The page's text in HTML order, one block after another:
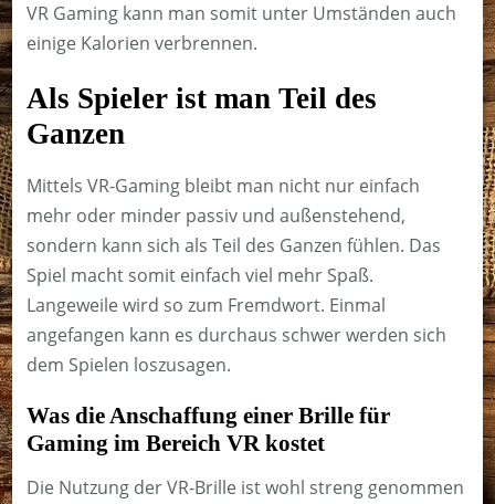
VR Gaming kann man somit unter Umständen auch
einige Kalorien verbrennen.
Als Spieler ist man Teil des
Ganzen
Mittels VR-Gaming bleibt man nicht nur einfach
mehr oder minder passiv und außenstehend,
sondern kann sich als Teil des Ganzen fühlen. Das
Spiel macht somit einfach viel mehr Spaß.
Langeweile wird so zum Fremdwort. Einmal
angefangen kann es durchaus schwer werden sich
dem Spielen loszusagen.
Was die Anschaffung einer Brille für
Gaming im Bereich VR kostet
Die Nutzung der VR-Brille ist wohl streng genommen